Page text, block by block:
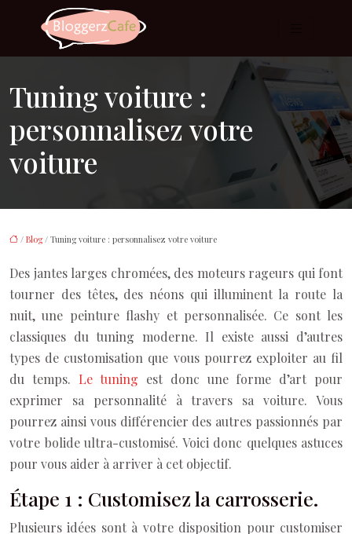
Tuning voiture :
personnalisez votre
voiture
/ Blog/ Tuning voiture : personnalisez votre voiture
Des jantes larges chromées, des moteurs rageurs qui font
tourner des têtes, des néons qui illuminent la route la
nuit, une peinture flashy et personnalisée. Ce sont les
classiques du tuning moderne. Il existe aussi d’autres
types de customisation que vous pourrez exploiter au fil
du temps. Le tuning est donc une forme d’art pour
exprimer sa personnalité à travers sa voiture. Vous
pourrez ainsi vous différencier des autres passionnés par
votre bolide ultra-customisé. Voici donc quelques astuces
pour vous aider à arriver à cet objectif.
Étape 1 : Customisez la carrosserie.
Plusieurs idées sont à votre disposition pour customiser